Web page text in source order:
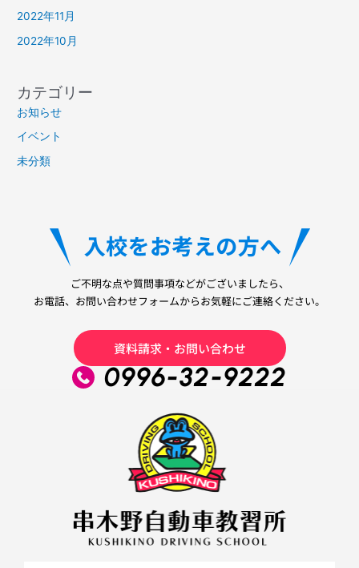
2022年11月
2022年10月
カテゴリー
お知らせ
イベント
未分類
ご不明な点や質問事項などがございましたら、
お電話、お問い合わせフォームからお気軽にご連絡ください。
資料請求・お問い合わせ
0996-32-9222